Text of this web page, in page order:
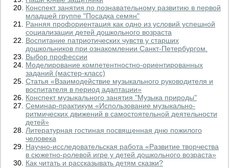
Конспект занятия по познавательному развитию в первой
младшей группе "Посадка семян"
Ранняя профориентация как одно из условий успешной
социализации детей дошкольного возраста
Воспитание патриотических чувств у старших
дошкольников при ознакомлении Санкт-Петербургом.
Выбор профессии
Моделирование компетентностно-ориентированных
заданий (мастер-класс)
Статья «Взаимодействие музыкального руководителя и
воспитателя в период адаптации»
Конспект музыкального занятия "Музыка природы"
Семинар-практикум «Использование музыкально-
ритмических движений в самостоятельной деятельности
детей»
Литературная гостиная посвященная дню пожилого
человека
Научно-исследовательская работа «Развитие творчества
в сюжетно-ролевой игре у детей дошкольного возраста»
Как читать и рассказывать детям сказки?